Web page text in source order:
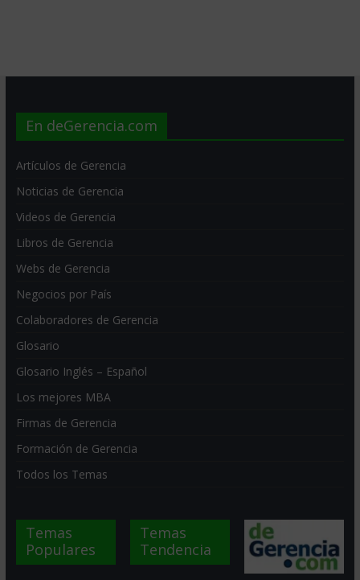
En deGerencia.com
Artículos de Gerencia
Noticias de Gerencia
Videos de Gerencia
Libros de Gerencia
Webs de Gerencia
Negocios por País
Colaboradores de Gerencia
Glosario
Glosario Inglés – Español
Los mejores MBA
Firmas de Gerencia
Formación de Gerencia
Todos los Temas
Temas
Populares
Temas
Tendencia